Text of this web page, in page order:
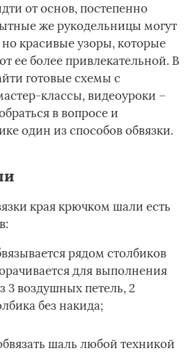
от основ, постепенно
же рукодельницы могут
красивые узоры, которые
ее более привлекательной. В
готовые схемы с
классы, видеоуроки –
в вопросе и
один из способов обвязки.
края крючком шали есть
рядом столбиков
для выполнения
3 воздушных петель, 2
без накида;
шаль любой техникой